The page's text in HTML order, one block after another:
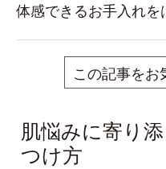
体感できるお手入れを
この記事をお
肌悩みに寄り
つけ方